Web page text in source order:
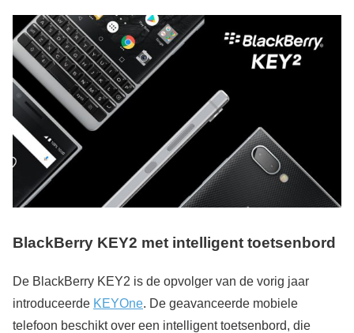
BlackBerry KEY2 met intelligent toetsenbord
De BlackBerry KEY2 is de opvolger van de vorig jaar
introduceerde KEYOne. De geavanceerde mobiele
telefoon beschikt over een intelligent toetsenbord, die